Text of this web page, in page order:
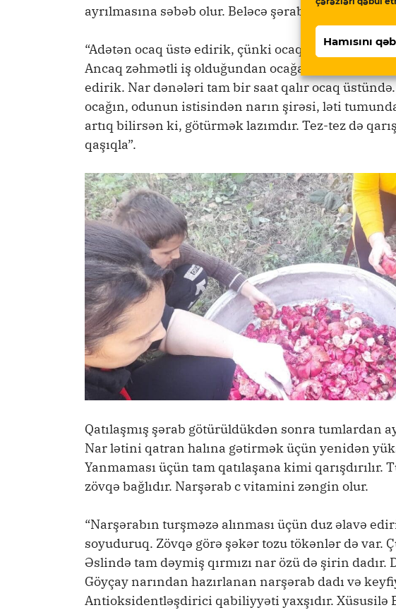
Hamısını
ayrılmasına səbəb olur. Beləcə şərabın
“Adətən ocaq üstə edirik, çünki ocaqda hazırlanan
Ancaq zəhmətli iş olduğundan ocağa vaxt
edirik. Nar dənələri tam bir saat qalır ocaq
ocağın, odunun istisindən narın şirəsi, ləti
artıq bilirsən ki, götürmək lazımdır. Tez-tez də
qaşıqla”.
Qatılaşmış şərab götürüldükdən sonra tumlardan
Nar lətini qatran halına gətirmək üçün yenidən
Yanmaması üçün tam qatılaşana kimi qarışdırılır.
zövqə bağlıdır. Narşərab c vitamini zəngin olur.
“Narşərabın turşməzə alınması üçün duz əlavə
soyuduruq. Zövqə görə şəkər tozu tökənlər də var.
Əslində tam dəymiş qırmızı nar özü də şirin dadır.
Göyçay narından hazırlanan narşərab dadı və
Antioksidentləşdirici qabiliyyəti yaxşıdır. Xüsusilə